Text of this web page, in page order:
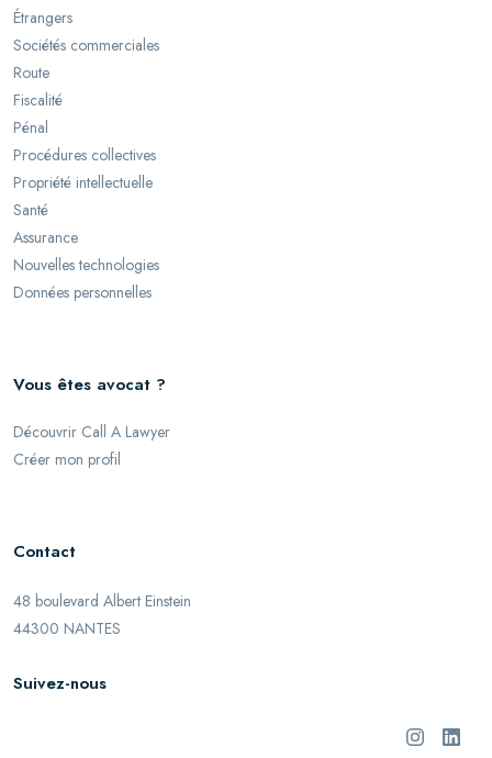
Étrangers
Sociétés commerciales
Route
Fiscalité
Pénal
Procédures collectives
Propriété intellectuelle
Santé
Assurance
Nouvelles technologies
Données personnelles
Vous êtes avocat ?
Découvrir Call A Lawyer
Créer mon profil
Contact
48 boulevard Albert Einstein
44300 NANTES
Suivez-nous